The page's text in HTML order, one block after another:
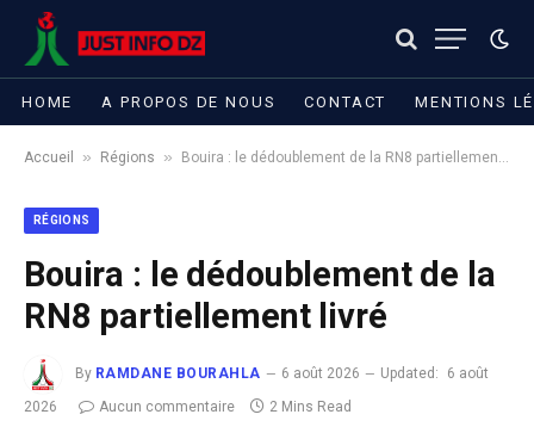
HOME A PROPOS DE NOUS CONTACT MENTIONS
Accueil » Régions » Bouira : le dédoublement de la RN8 partiellement livré
RÉGIONS
Bouira : le dédoublement de la
RN8 partiellement livré
By RAMDANE BOURAHLA 6 août 2026 Updated:
6 août
2026
Aucun commentaire 2 Mins Read